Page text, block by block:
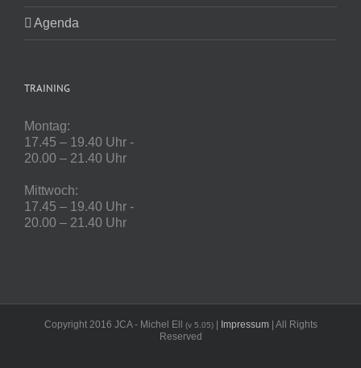
Agenda
TRAINING
Montag:
17.45 – 19.40 Uhr -
20.00 – 21.40 Uhr
Mittwoch:
17.45 – 19.40 Uhr -
20.00 – 21.40 Uhr
Copyright 2016 JCA - Michel Ell (v 5.05)| Impressum| All Rights
Reserved